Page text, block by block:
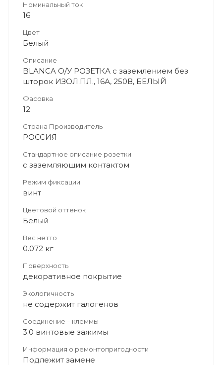
Номинальный ток
16
Цвет
Белый
Описание
BLANCA О/У РОЗЕТКА с заземлением без
шторок ИЗОЛ.ПЛ., 16А, 250В, БЕЛЫЙ
Фасовка
12
Страна Производитель
РОССИЯ
Стандартное описание розетки
с заземляющим контактом
Режим фиксации
винт
Цветовой оттенок
Белый
Вес нетто
0.072 кг
Поверхность
декоративное покрытие
Экологичность
не содержит галогенов
Соединение – клеммы
3.0 винтовые зажимы
Информация о ремонтопригодности
Подлежит замене